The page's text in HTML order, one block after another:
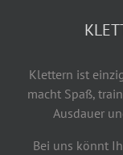
Klettern ist
macht Spaß,
Ausdauer
Bei uns könnt